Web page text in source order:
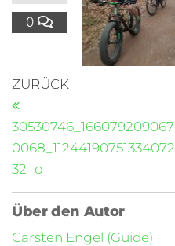
0
ZURÜCK
30530746_166079209067
0068_11244190751334072
32_o
Über den Autor
Carsten Engel (Guide)